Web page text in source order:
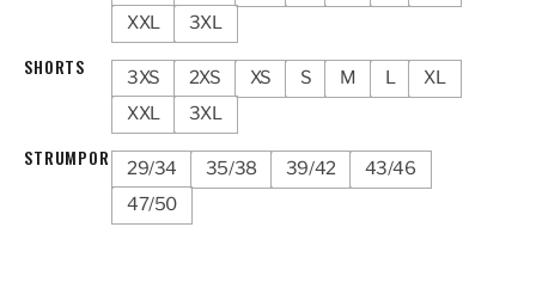
XXL
3XL
SHORTS 3XS 2XS XS S M L
XL
XXL
3XL
STRUMPOR 29/34 35/38 39/42
43/46
47/50